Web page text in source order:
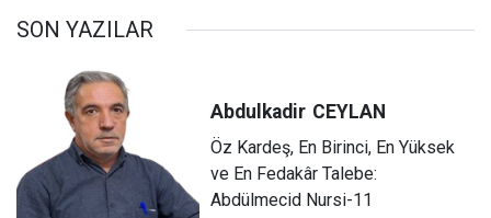
SON YAZILAR
Abdulkadir CEYLAN
Öz Kardeş, En Birinci, En Yüksek
ve En Fedakâr Talebe:
Abdülmecid Nursi-11